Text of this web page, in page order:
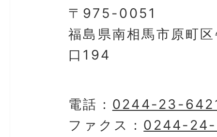
〒975-0051
福島県南相馬市原町
口194
電話： 0244-23-
ファクス： 0244-